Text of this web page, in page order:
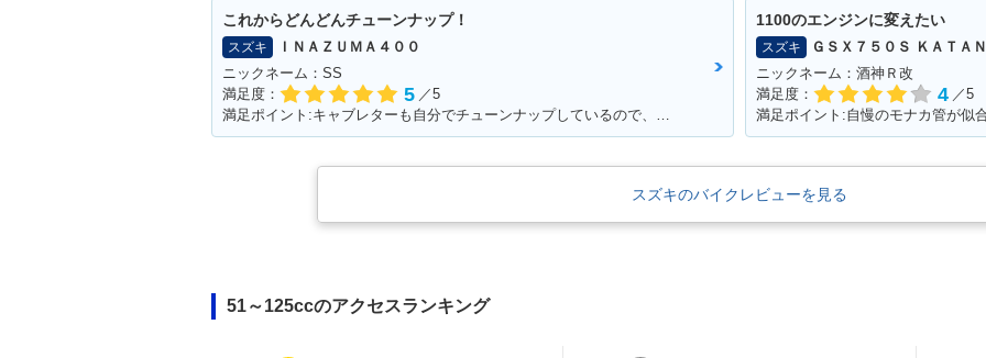
これからどんどんチューンナップ！
スズキ
ＩＮＡＺＵＭＡ４００
ニックネーム：SS
満足度：
5 ／5
1100のエンジンに変えたい
スズキ
ＧＳＸ７５０Ｓ ＫＡＴＡ
ニックネーム：酒神Ｒ改
満足度：
4 ／5
スズキのバイクレビューを見る
51～125ccのアクセスランキング